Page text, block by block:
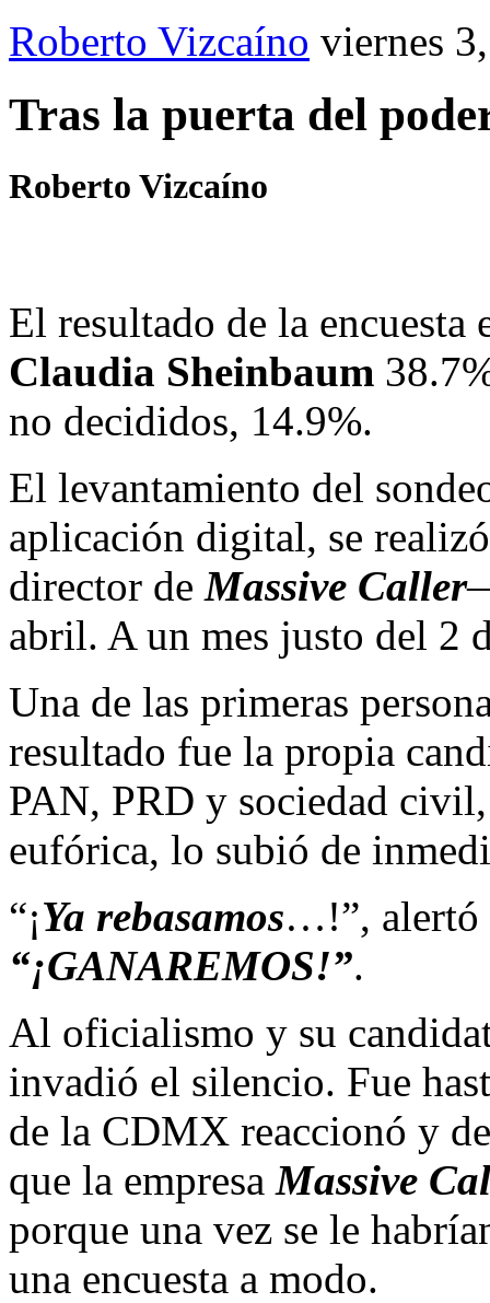
Roberto Vizcaíno viernes
Tras la puerta del
Roberto Vizcaíno
El resultado de la encuesta
Claudia Sheinbaum
no decididos, 14.9%.
El levantamiento del
aplicación digital, se
director deMassive Caller
abril. A un mes justo del 2
Una de las primeras
resultado fue la propia
PAN, PRD y sociedad
eufórica, lo subió de
“¡Ya rebasamos…!”, alertó
“¡GANAREMOS!”.
Al oficialismo y su
invadió el silencio. Fue
de la CDMX reaccionó y
que la empresaMassive
porque una vez se le
una encuesta a modo.